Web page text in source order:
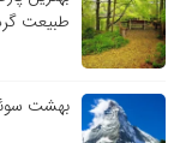
طبیعت
بهشت سوئیس: کشف ۱۰